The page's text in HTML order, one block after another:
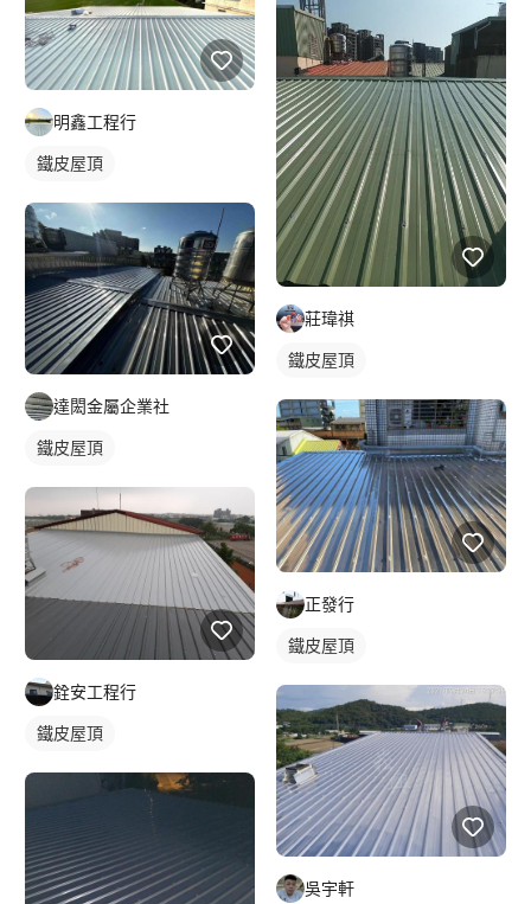
明鑫工程行
鐵皮屋頂
達閎金屬企業社
鐵皮屋頂
銓安工程行
鐵皮屋頂
莊瑋祺
鐵皮屋頂
正發行
鐵皮屋頂
吳宇軒